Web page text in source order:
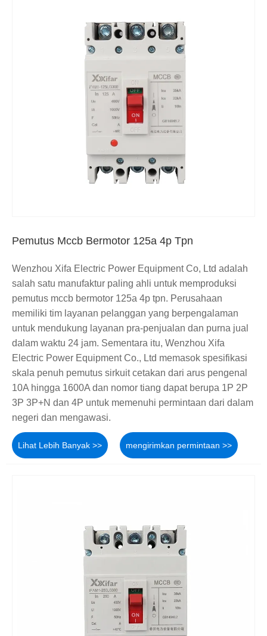
Pemutus Mccb Bermotor 125a 4p Tpn
Wenzhou Xifa Electric Power Equipment Co, Ltd adalah
salah satu manufaktur paling ahli untuk memproduksi
pemutus mccb bermotor 125a 4p tpn. Perusahaan
memiliki tim layanan pelanggan yang berpengalaman
untuk mendukung layanan pra-penjualan dan purna jual
dalam waktu 24 jam. Sementara itu, Wenzhou Xifa
Electric Power Equipment Co., Ltd memasok spesifikasi
skala penuh pemutus sirkuit cetakan dari arus pengenal
10A hingga 1600A dan nomor tiang dapat berupa 1P 2P
3P 3P+N dan 4P untuk memenuhi permintaan dari dalam
negeri dan mengawasi.
Lihat Lebih Banyak >> mengirimkan permintaan >>